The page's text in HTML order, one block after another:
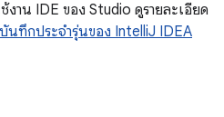
งาน IDE ของ Studio ดูรายละเอียด
บันทึกประจำรุ่นของ IntelliJ IDEA